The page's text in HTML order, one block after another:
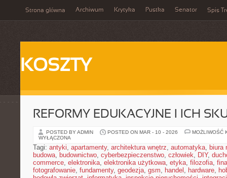
Strona główna Archiwum Krytyka Pustka Senator Spis
KOSZTY
REFORMY EDUKACYJNE I ICH
POSTED BY ADMIN POSTED ON MAR - 10 - 2026
MOŻLIWOŚĆ
WYŁĄCZONA
Tagi: antyki, apartamenty, architektura wnętrz, automatyka, biura
budowa, budownictwo, cyberbezpieczenstwo, człowiek, DIY,
commerce, elektronika, elektronika użytkowa, etyka, filozofia,
fotografowanie, fundamenty, geodezja, gsm, handel , hardware,